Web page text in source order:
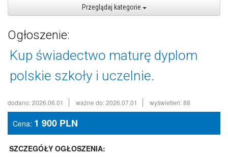
Przeglądaj kategorie
Ogłoszenie:
Kup świadectwo maturę dyplom
polskie szkoły i uczelnie.
dodano: 2026.06.01 ważne do: 2026.07.01 wyświetleń: 88
Cena: 1 900 PLN
SZCZEGÓŁY OGŁOSZENIA: